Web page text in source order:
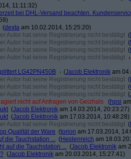
11:11:32)
bei DHL-Versand beachten.
(dexta am 10.02.2014, 15:25:20)
Autor hat seine Registrierung nicht bestätigt (
Autor hat seine Registrierung nicht bestätigt (
Autor hat seine Registrierung nicht bestätigt (
Autor hat seine Registrierung nicht bestätigt
LG42PN450B
(Jacob Elektronik am
Autor hat seine Registrierung nicht bestätigt (
Autor hat seine Registrierung nicht bestätigt (
Autor hat seine Registrierung nicht bestätigt (
nicht auf Anfragen von Geizhals (hpsi
(Jacob Elektronik am 14.03.2014, 20:23:27)
(Jacob Elektronik am 17.03.2014, 10:48:28)
Autor hat seine Registrierung nicht bestätigt (
Qualität der Ware (torion am 17.03.2014,
die Tauchstation ... (Heidenreich am
auf die Tauchstation ... (Jacob Elektronik am
(Jacob Elektronik am 20.03.2014, 15:27:41)